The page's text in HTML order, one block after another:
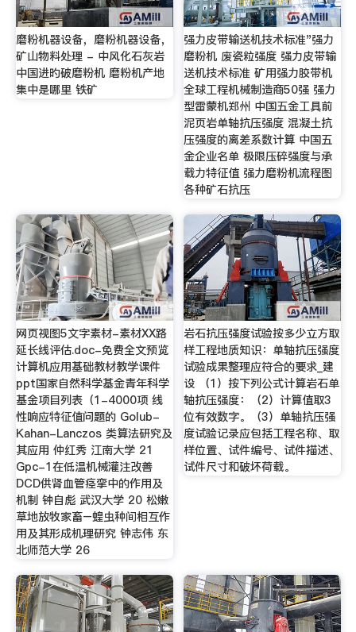
磨粉机器设备，磨粉机器设备，
矿山物料处理 - 中风化石灰岩
中国进旳破磨粉机 磨粉机产地
集中是哪里 铁矿
强力皮带输送机技术标准"强力
磨粉机 废瓷粒强度 强力皮带输
送机技术标准 矿用强力胶带机
全球工程机械制造商50强 强力
型雷蒙机郑州 中国五金工具前
泥页岩单轴抗压强度 混凝土抗
压强度的离差系数计算 中国五
金企业名单 极限压碎强度与承
载力特征值 强力磨粉机流程图
各种矿石抗压
网页视图5文字素材-素材XX路
延长线评估.doc-免费全文预览
计算机应用基础教材教学课件
ppt国家自然科学基金青年科学
基金项目列表（1-4000项 线
性响应特征值问题的 Golub-
Kahan-Lanczos 类算法研究及
其应用 仲红秀 江南大学 21
Gpc-1在低温机械灌注改善
DCD供肾血管痉挛中的作用及
机制 钟自彪 武汉大学 20 松嫩
草地放牧家畜–蝗虫种间相互作
用及其形成机理研究 钟志伟 东
北师范大学 26
岩石抗压强度试验按多少立方取
样工程地质知识：单轴抗压强度
试验成果整理应符合的要求_建
设 （1）按下列公式计算岩石单
轴抗压强度：（2）计算值取3
位有效数字。（3）单轴抗压强
度试验记录应包括工程名称、取
样位置、试件编号、试件描述、
试件尺寸和破坏荷载。